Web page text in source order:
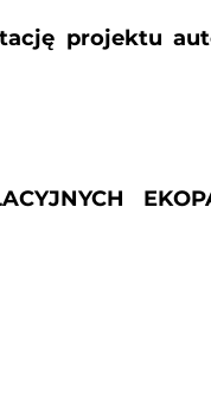
projektu